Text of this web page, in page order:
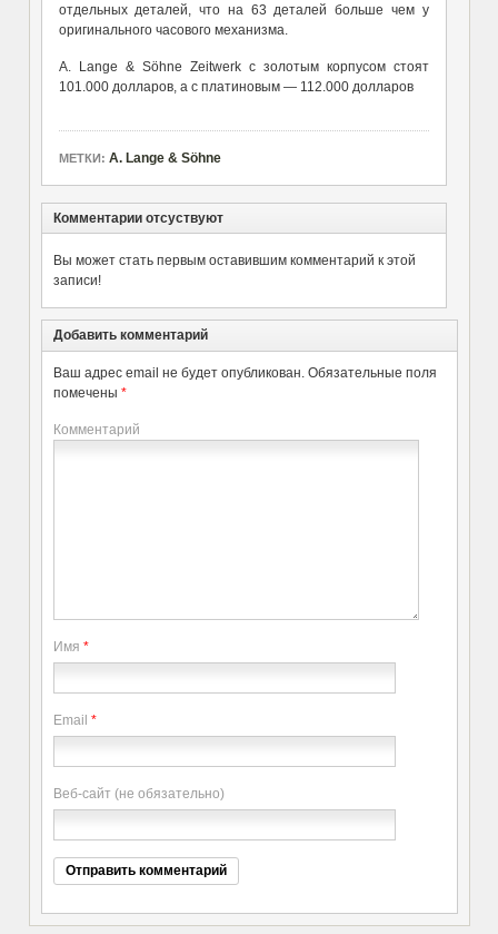
отдельных деталей, что на 63 деталей больше чем у
оригинального часового механизма.
A. Lange & Söhne Zeitwerk с золотым корпусом стоят
101.000 долларов, а с платиновым — 112.000 долларов
МЕТКИ: A. Lange & Söhne
Комментарии отсуствуют
Вы может стать первым оставившим комментарий к этой
записи!
Добавить комментарий
Ваш адрес email не будет опубликован. Обязательные поля
помечены *
Комментарий
Имя *
Email *
Веб-сайт (не обязательно)